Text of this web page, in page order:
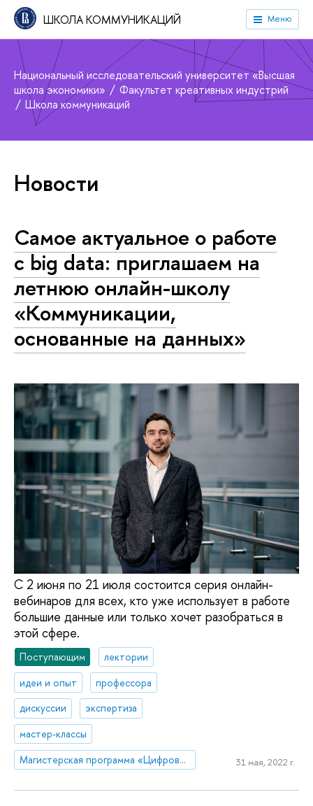
ШКОЛА КОММУНИКАЦИЙ Меню
Национальный исследовательский университет «Высшая
школа экономики»
Факультет креативных индустрий
Школа коммуникаций
Новости
Самое актуальное о работе
с big data: приглашаем на
летнюю онлайн-школу
«Коммуникации,
основанные на данных»
С 2 июня по 21 июля состоится серия онлайн-
вебинаров для всех, кто уже использует в работе
большие данные или только хочет разобраться в
этой сфере.
Поступающим
лектории
идеи и опыт
профессора
дискуссии
экспертиза
мастер-классы
Магистерская программа «Цифровые коммуникации и продуктовая аналитика»
31 мая, 2022 г.